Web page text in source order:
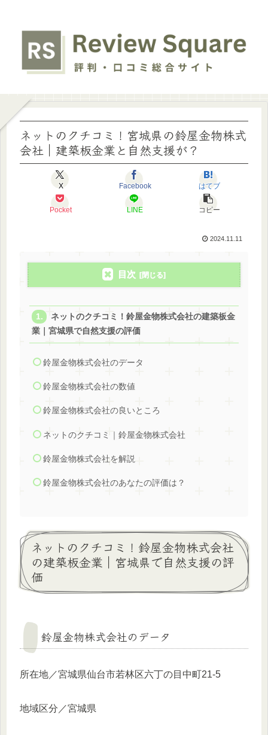
ネットのクチコミ！宮城県の鈴屋金物株式
会社｜建築板金業と自然支援が？
X Facebook はてブ
Pocket LINE コピー
2024.11.11
目次
ネットのクチコミ！鈴屋金物株式会社の建築板金
業｜宮城県で自然支援の評価
鈴屋金物株式会社のデータ
鈴屋金物株式会社の数値
鈴屋金物株式会社の良いところ
ネットのクチコミ｜鈴屋金物株式会社
鈴屋金物株式会社を解説
鈴屋金物株式会社のあなたの評価は？
ネットのクチコミ！鈴屋金物株式会社
の建築板金業｜宮城県で自然支援の評
価
鈴屋金物株式会社のデータ
所在地／宮城県仙台市若林区六丁の目中町21-5
地域区分／宮城県